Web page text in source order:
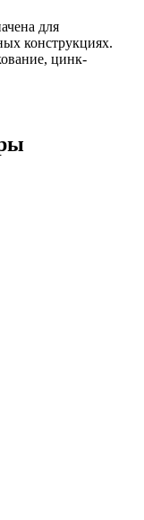
для
конструкциях.
цинк-